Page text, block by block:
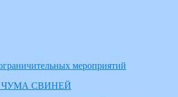
мероприятий
СВИНЕЙ